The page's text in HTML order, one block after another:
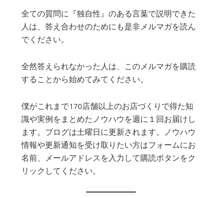
全ての質問に『独自性』のある言葉で説明できた
人は、答え合わせのためにも是非メルマガを読ん
でください。
全然答えられなかった人は、このメルマガを購読
することから始めてみてください。
僕がこれまで170店舗以上のお店づくりで得た知
識や実例をまとめたノウハウを週に１回お届けし
ます。ブログは土曜日に更新されます。ノウハウ
情報や更新通知を受け取りたい方はフォームにお
名前、メールアドレスを入力して購読ボタンをク
リックしてください。